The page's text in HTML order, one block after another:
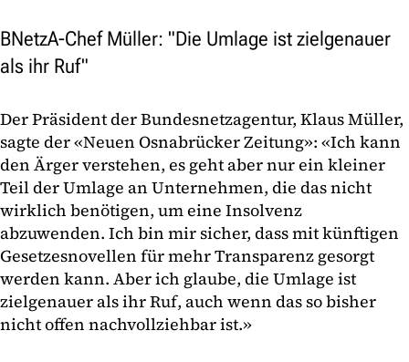
BNetzA-Chef Müller: "Die Umlage ist zielgenauer
als ihr Ruf"
Der Präsident der Bundesnetzagentur, Klaus Müller,
sagte der «Neuen Osnabrücker Zeitung»: «Ich kann
den Ärger verstehen, es geht aber nur ein kleiner
Teil der Umlage an Unternehmen, die das nicht
wirklich benötigen, um eine Insolvenz
abzuwenden. Ich bin mir sicher, dass mit künftigen
Gesetzesnovellen für mehr Transparenz gesorgt
werden kann. Aber ich glaube, die Umlage ist
zielgenauer als ihr Ruf, auch wenn das so bisher
nicht offen nachvollziehbar ist.»